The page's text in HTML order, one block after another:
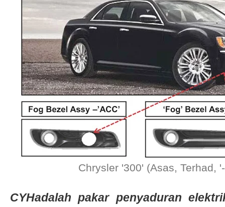
Chrysler '300' (Asas, Terhad,
CYHadalah pakar penyaduran